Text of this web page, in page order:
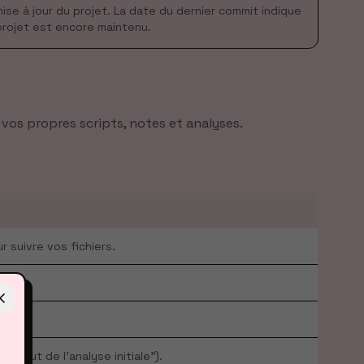
à jour du projet. La date du dernier commit indique
est encore maintenu.
propres scripts, notes et analyses.
suivre vos fichiers.
"ajout de l'analyse initiale").